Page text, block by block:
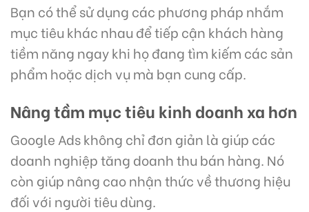
Bạn có thể sử dụng các phương pháp nhắm
mục tiêu khác nhau để tiếp cận khách hàng
tiềm năng ngay khi họ đang tìm kiếm các sản
phẩm hoặc dịch vụ mà bạn cung cấp.
Nâng tầm mục tiêu kinh doanh xa hơn
Google Ads không chỉ đơn giản là giúp các
doanh nghiệp tăng doanh thu bán hàng. Nó
còn giúp nâng cao nhận thức về thương hiệu
đối với người tiêu dùng.